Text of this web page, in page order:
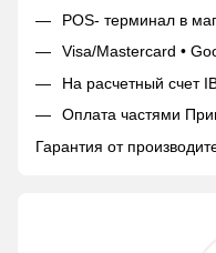
POS- терминал в
Visa/Mastercard •
На расчетный счет
Оплата частями
Гарантия от